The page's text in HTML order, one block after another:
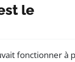
le
fonctionner à